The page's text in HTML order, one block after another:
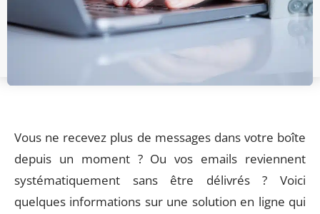
Vous ne recevez plus de messages dans votre boîte
depuis un moment ? Ou vos emails reviennent
systématiquement sans être délivrés ? Voici
quelques informations sur une solution en ligne qui